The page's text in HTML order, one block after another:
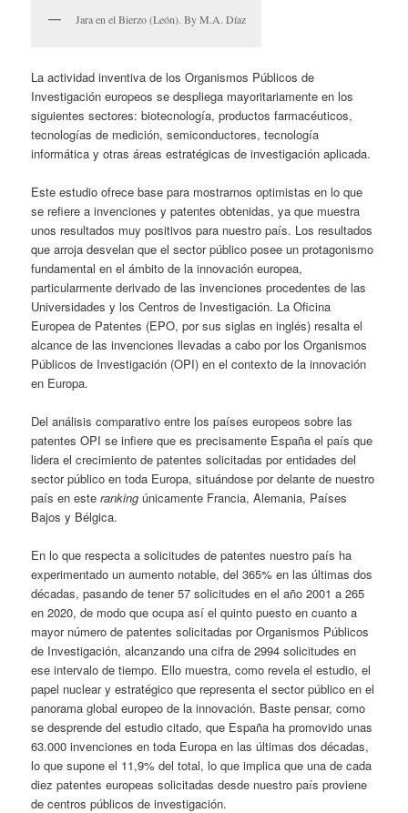
Jara en el Bierzo (León). By M.A. Díaz
La actividad inventiva de los Organismos Públicos de
Investigación europeos se despliega mayoritariamente en los
siguientes sectores: biotecnología, productos farmacéuticos,
tecnologías de medición, semiconductores, tecnología
informática y otras áreas estratégicas de investigación aplicada.
Este estudio ofrece base para mostrarnos optimistas en lo que
se refiere a invenciones y patentes obtenidas, ya que muestra
unos resultados muy positivos para nuestro país. Los resultados
que arroja desvelan que el sector público posee un protagonismo
fundamental en el ámbito de la innovación europea,
particularmente derivado de las invenciones procedentes de las
Universidades y los Centros de Investigación. La Oficina
Europea de Patentes (EPO, por sus siglas en inglés) resalta el
alcance de las invenciones llevadas a cabo por los Organismos
Públicos de Investigación (OPI) en el contexto de la innovación
en Europa.
Del análisis comparativo entre los países europeos sobre las
patentes OPI se infiere que es precisamente España el país que
lidera el crecimiento de patentes solicitadas por entidades del
sector público en toda Europa, situándose por delante de nuestro
país en esteranking únicamente Francia, Alemania, Países
Bajos y Bélgica.
En lo que respecta a solicitudes de patentes nuestro país ha
experimentado un aumento notable, del 365% en las últimas dos
décadas, pasando de tener 57 solicitudes en el año 2001 a 265
en 2020, de modo que ocupa así el quinto puesto en cuanto a
mayor número de patentes solicitadas por Organismos Públicos
de Investigación, alcanzando una cifra de 2994 solicitudes en
ese intervalo de tiempo. Ello muestra, como revela el estudio, el
papel nuclear y estratégico que representa el sector público en el
panorama global europeo de la innovación. Baste pensar, como
se desprende del estudio citado, que España ha promovido unas
63.000 invenciones en toda Europa en las últimas dos décadas,
lo que supone el 11,9% del total, lo que implica que una de cada
diez patentes europeas solicitadas desde nuestro país proviene
de centros públicos de investigación.